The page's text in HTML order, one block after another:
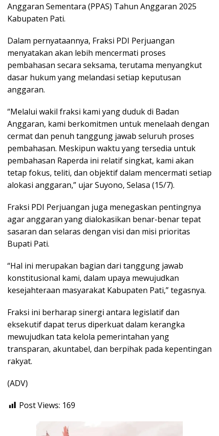
Anggaran Sementara (PPAS) Tahun Anggaran 2025
Kabupaten Pati.
Dalam pernyataannya, Fraksi PDI Perjuangan
menyatakan akan lebih mencermati proses
pembahasan secara seksama, terutama menyangkut
dasar hukum yang melandasi setiap keputusan
anggaran.
“Melalui wakil fraksi kami yang duduk di Badan
Anggaran, kami berkomitmen untuk menelaah dengan
cermat dan penuh tanggung jawab seluruh proses
pembahasan. Meskipun waktu yang tersedia untuk
pembahasan Raperda ini relatif singkat, kami akan
tetap fokus, teliti, dan objektif dalam mencermati setiap
alokasi anggaran,” ujar Suyono, Selasa (15/7).
Fraksi PDI Perjuangan juga menegaskan pentingnya
agar anggaran yang dialokasikan benar-benar tepat
sasaran dan selaras dengan visi dan misi prioritas
Bupati Pati.
“Hal ini merupakan bagian dari tanggung jawab
konstitusional kami, dalam upaya mewujudkan
kesejahteraan masyarakat Kabupaten Pati,” tegasnya.
Fraksi ini berharap sinergi antara legislatif dan
eksekutif dapat terus diperkuat dalam kerangka
mewujudkan tata kelola pemerintahan yang
transparan, akuntabel, dan berpihak pada kepentingan
rakyat.
(ADV)
Post Views: 169